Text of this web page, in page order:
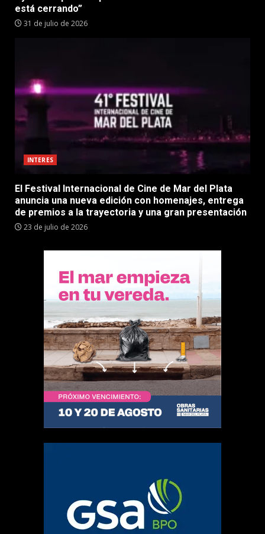
está cerrando”
31 de julio de 2026
INTERES
El Festival Internacional de Cine de Mar del Plata
anuncia una nueva edición con homenajes, entrega
de premios a la trayectoria y una gran presentación
23 de julio de 2026